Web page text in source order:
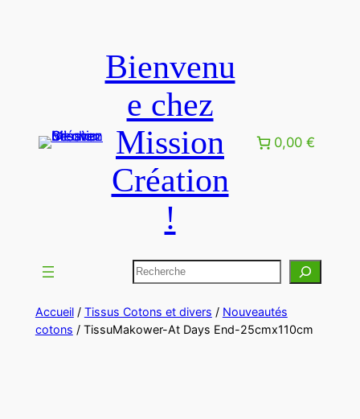
Bienvenu
e chez
Mission
Création
!
0,00 €
Rechercher
Accueil/ Tissus Cotons et divers / Nouveautés
cotons / TissuMakower-At Days End-25cmx110cm